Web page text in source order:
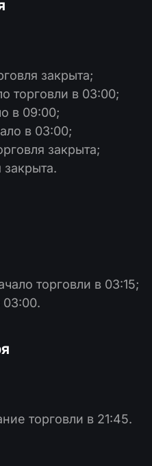
закрыта;
торговли в 03:00;
в 09:00;
в 03:00;
закрыта;
закрыта.
торговли в 03:15;
03:00.
торговли в 21:45.